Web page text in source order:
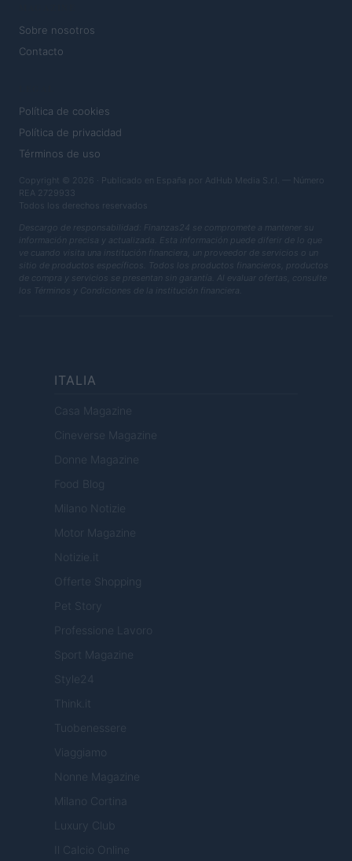
Sobre nosotros
Contacto
Política de cookies
Política de privacidad
Términos de uso
Copyright © 2026 · Publicado en España por AdHub Media S.r.l. — Número
REA 2729933
Todos los derechos reservados
Descargo de responsabilidad: Finanzas24 se compromete a mantener su
información precisa y actualizada. Esta información puede diferir de lo que
ve cuando visita una institución financiera, un proveedor de servicios o un
sitio de productos específicos. Todos los productos financieros, productos
de compra y servicios se presentan sin garantía. Al evaluar ofertas, consulte
los Términos y Condiciones de la institución financiera.
ITALIA
Casa Magazine
Cineverse Magazine
Donne Magazine
Food Blog
Milano Notizie
Motor Magazine
Notizie.it
Offerte Shopping
Pet Story
Professione Lavoro
Sport Magazine
Style24
Think.it
Tuobenessere
Viaggiamo
Nonne Magazine
Milano Cortina
Luxury Club
Il Calcio Online